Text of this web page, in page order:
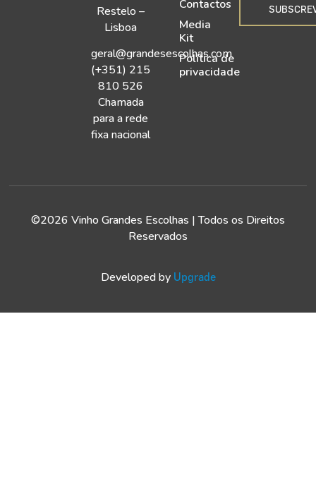
Restelo –
Lisboa
geral@grandesescolhas.com
(+351) 215
810 526
Chamada
para a rede
fixa nacional
Contactos
Media
Kit
Política de
privacidade
©2026 Vinho Grandes Escolhas | Todos os Direitos
Reservados
Developed by Upgrade